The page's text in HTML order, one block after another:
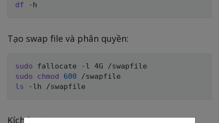
df
Tạo swap file và phân quyền:
sudo
sudo
chmod 600
ls
Kích hoạt swap: